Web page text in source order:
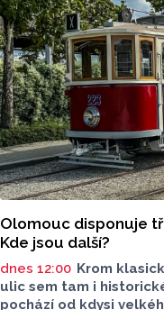
Olomouc disponuje
Kde jsou další?
dnes 12:00 Krom
ulic sem tam i
pochází od kdysi